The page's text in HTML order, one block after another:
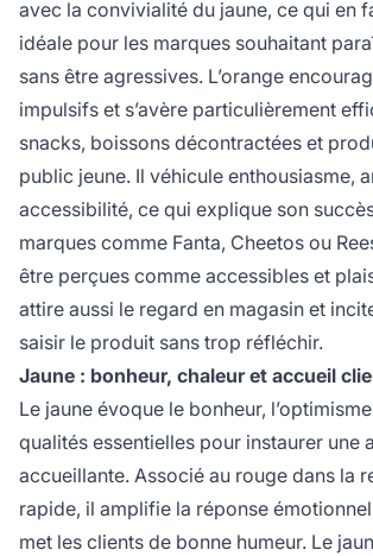
avec la convivialité du jaune, ce qui en
idéale pour les marques souhaitant
sans être agressives. L’orange
impulsifs et s’avère particulièrement
snacks, boissons décontractées et
public jeune. Il véhicule enthousiasme,
accessibilité, ce qui explique son
marques comme Fanta, Cheetos ou
être perçues comme accessibles et
attire aussi le regard en magasin et
saisir le produit sans trop réfléchir.
Jaune : bonheur, chaleur et accueil
Le jaune évoque le bonheur,
qualités essentielles pour instaurer une
accueillante. Associé au rouge dans la
rapide, il amplifie la réponse
met les clients de bonne humeur. Le